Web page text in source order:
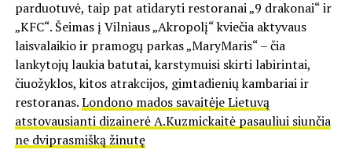
parduotuvė, taip pat atidaryti restoranai „9 drakonai“ ir
„KFC“. Šeimas į Vilniaus „Akropolį“ kviečia aktyvaus
laisvalaikio ir pramogų parkas „MaryMaris“ – čia
lankytojų laukia batutai, karstymuisi skirti labirintai,
čiuožyklos, kitos atrakcijos, gimtadienių kambariai ir
restoranas.Londono mados savaitėje Lietuvą
atstovausianti dizainerė A.Kuzmickaitė pasauliui siunčia
ne dviprasmišką žinutę